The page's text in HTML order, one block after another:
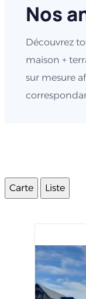
Nos
Découvrez
maison +
sur mesure
Carte Liste